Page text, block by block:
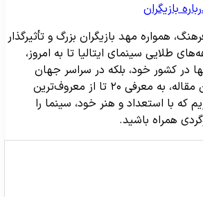
بازیگران
همواره مهد بازیگران بزرگ و تأثیرگذار
طلایی سینمای ایتالیا تا به امروز،
در کشور خود، بلکه در سراسر جهان
شناخته شده‌اند. در این مقاله، به معرفی ۲۰ تا از معروف‌ترین
که با استعداد و هنر خود، سینما را
همراه باشید.